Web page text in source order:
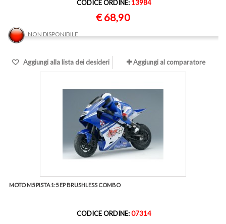
CODICE ORDINE: 13984
€ 68,90
NON DISPONIBILE
Aggiungi alla lista dei desideri Aggiungi al comparatore
MOTO M5 PISTA 1:5 EP BRUSHLESS COMBO
CODICE ORDINE:07314